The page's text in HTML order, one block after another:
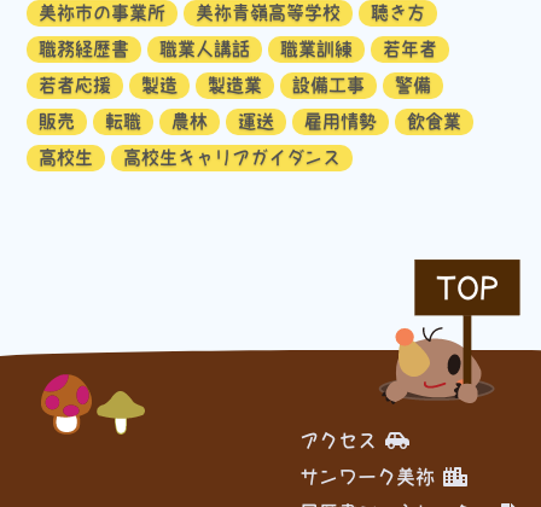
美祢市の事業所
美祢青嶺高等学校
聴き方
職務経歴書
職業人講話 職業訓練
若年者
若者応援
製造 製造業 設備工事
警備
販売
転職 農林 運送 雇用情勢
飲食業
高校生
高校生キャリアガイダンス
TOP
アクセス
サンワーク美祢